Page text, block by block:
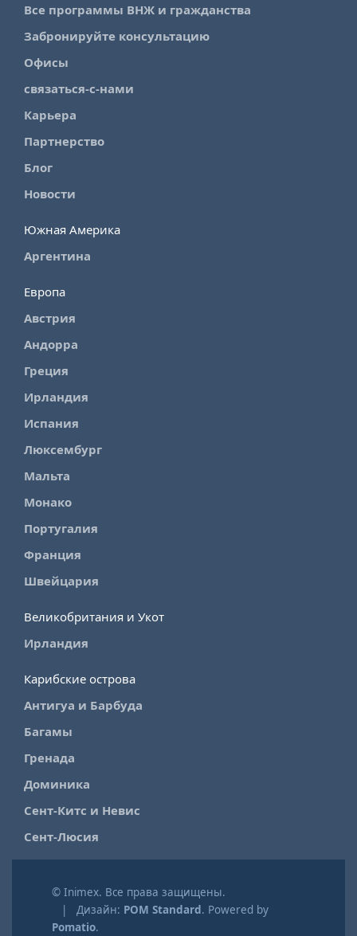
Все программы ВНЖ и гражданства
Забронируйте консультацию
Офисы
связаться-с-нами
Карьера
Партнерство
Блог
Новости
Южная Америка
Аргентина
Европа
Австрия
Андорра
Греция
Ирландия
Испания
Люксембург
Мальта
Монако
Португалия
Франция
Швейцария
Великобритания и Укот
Ирландия
Карибские острова
Антигуа и Барбуда
Багамы
Гренада
Доминика
Сент-Китс и Невис
Сент-Люсия
© Inimex. Все права защищены.
| Дизайн: POM Standard. Powered by
Pomatio.